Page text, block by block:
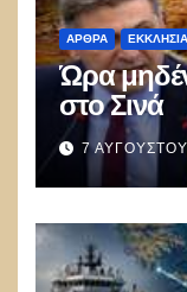
ΑΡΘΡΑ ΕΚΚΛΗΣΊΑ
Ώρα
στο Σινά
7